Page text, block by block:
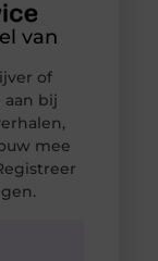
van
of
aan bij
mee